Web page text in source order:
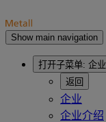
Show main navigation
打开子菜单: 企业
返回
企业
企业介绍